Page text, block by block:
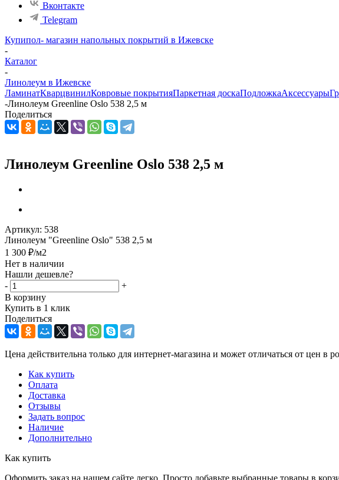
Вконтакте
Telegram
Купипол- магазин напольных покрытий в Ижевске
-
Каталог
-
Линолеум в Ижевске
ЛаминатКварцвинилКовровые покрытияПаркетная доскаПодложкаАксессуары
-Линолеум Greenline Oslo 538 2,5 м
Поделиться
Линолеум Greenline Oslo 538 2,5 м
Артикул: 538
Линолеум "Greenline Oslo" 538 2,5 м
1 300 ₽/м2
Нет в наличии
Нашли дешевле?
-
+
В корзину
Купить в 1 клик
Поделиться
Цена действительна только для интернет-магазина и может отличаться от цен в
Как купить
Оплата
Доставка
Отзывы
Задать вопрос
Наличие
Дополнительно
Как купить
Оформить заказ на нашем сайте легко. Просто добавьте выбранные товары в